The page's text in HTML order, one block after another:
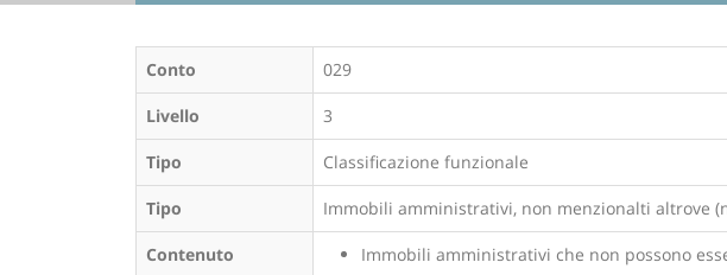
Conto 029
Livello 3
Tipo Classificazione funzionale
Tipo Immobili amministrativi, non menzionalti altrove
Contenuto Immobili amministrativi che non possono